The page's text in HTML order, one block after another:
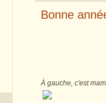
Bonne
À gauche, c'est